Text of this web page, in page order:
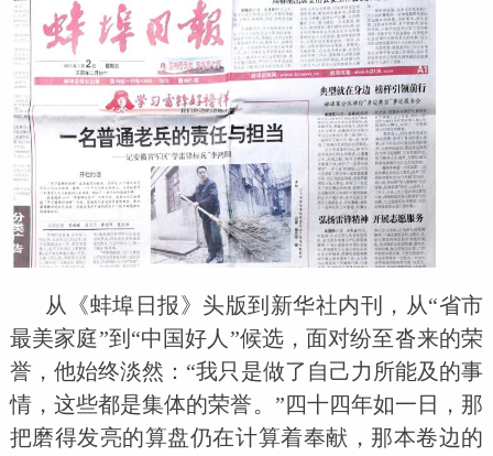
从《蚌埠日报》头版到新华社内刊，从“省市
最美家庭”到“中国好人”候选，面对纷至沓来的荣
誉，他始终淡然：“我只是做了自己力所能及的事
情，这些都是集体的荣誉。”四十四年如一日，那
把磨得发亮的算盘仍在计算着奉献，那本卷边的